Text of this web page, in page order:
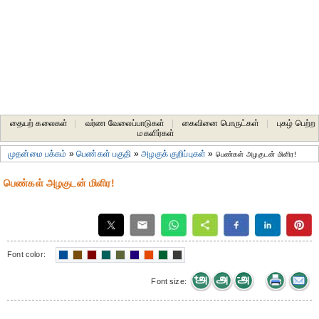
தையற் கலைகள் வர்ண வேலைப்பாடுகள் கைவினை பொருட்கள்
புகழ் பெற்ற
மகளிர்கள்
முதன்மை பக்கம் »பெண்கள் பகுதி »அழகுக் குறிப்புகள் » பெண்கள் அழகுடன் மிளிர!
பெண்கள் அழகுடன் மிளிர!
Font color:
Font size: